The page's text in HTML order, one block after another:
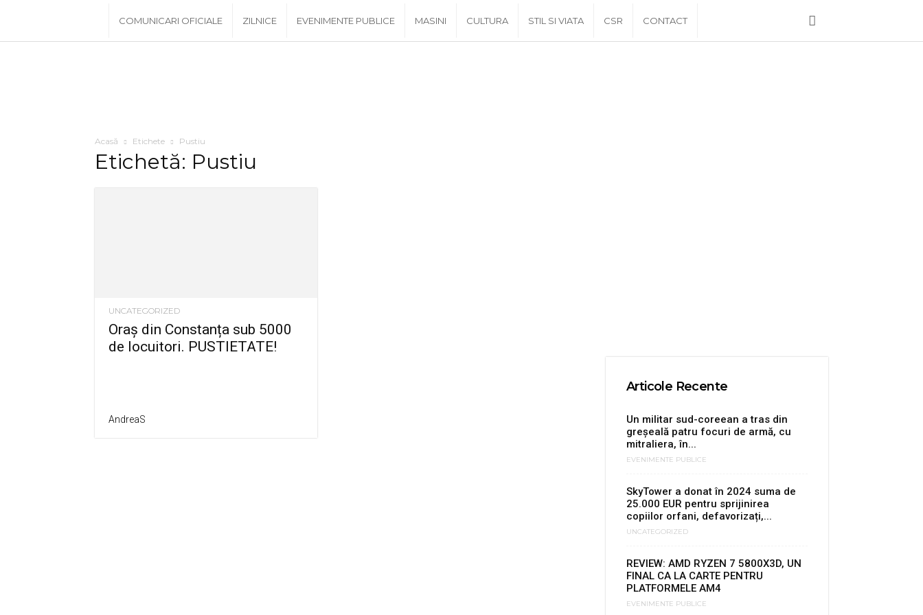
www.PRescu.ro
COMUNICARI OFICIALE ZILNICE EVENIMENTE PUBLICE MASINI CULTURA STIL SI VIATA CSR CONTACT
Acasă Etichete Pustiu
Etichetă: Pustiu
UNCATEGORIZED
Oraș din Constanța sub 5000
de locuitori. PUSTIETATE!
AndreaS
Articole Recente
Un militar sud-coreean a tras din
greşeală patru focuri de armă, cu
mitraliera, în...
EVENIMENTE PUBLICE
SkyTower a donat în 2024 suma de
25.000 EUR pentru sprijinirea
copiilor orfani, defavorizați,...
UNCATEGORIZED
REVIEW: AMD RYZEN 7 5800X3D, UN
FINAL CA LA CARTE PENTRU
PLATFORMELE AM4
EVENIMENTE PUBLICE